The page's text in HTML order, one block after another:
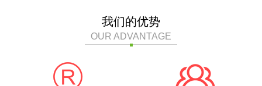
我们的优势
OUR ADVANTAGE